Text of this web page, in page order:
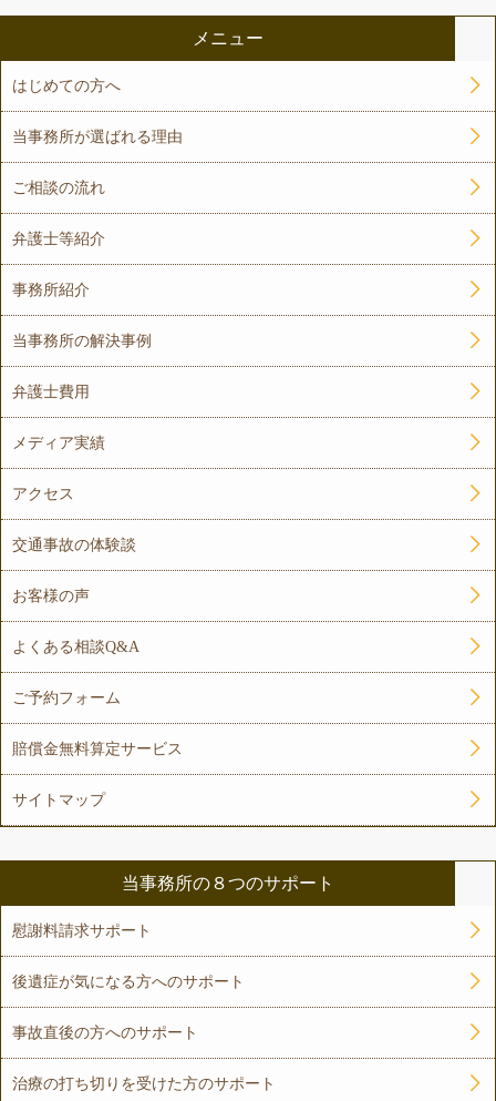
メニュー
はじめての方へ
当事務所が選ばれる理由
ご相談の流れ
弁護士等紹介
事務所紹介
当事務所の解決事例
弁護士費用
メディア実績
アクセス
交通事故の体験談
お客様の声
よくある相談Q&A
ご予約フォーム
賠償金無料算定サービス
サイトマップ
当事務所の８つのサポート
慰謝料請求サポート
後遺症が気になる方へのサポート
事故直後の方へのサポート
治療の打ち切りを受けた方のサポート